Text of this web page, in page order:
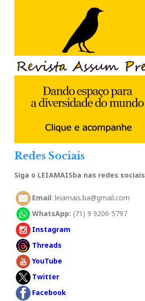
Redes Sociais
Siga o LEIAMAISba nas redes sociais
Email: leiamais.ba@gmail.com
WhatsApp: (71) 9 9206-5797
Instagram
Threads
YouTube
Twitter
Facebook